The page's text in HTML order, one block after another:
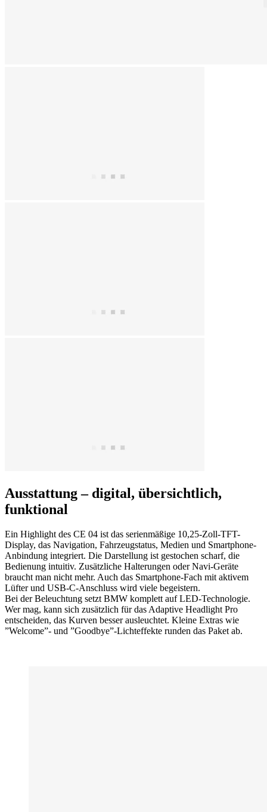
Ausstattung – digital, übersichtlich,
funktional
Ein Highlight des CE 04 ist das serienmäßige 10,25-Zoll-TFT-
Display, das Navigation, Fahrzeugstatus, Medien und Smartphone-
Anbindung integriert. Die Darstellung ist gestochen scharf, die
Bedienung intuitiv. Zusätzliche Halterungen oder Navi-Geräte
braucht man nicht mehr. Auch das Smartphone-Fach mit aktivem
Lüfter und USB-C-Anschluss wird viele begeistern.
Bei der Beleuchtung setzt BMW komplett auf LED-Technologie.
Wer mag, kann sich zusätzlich für das Adaptive Headlight Pro
entscheiden, das Kurven besser ausleuchtet. Kleine Extras wie
”Welcome”- und ”Goodbye”-Lichteffekte runden das Paket ab.